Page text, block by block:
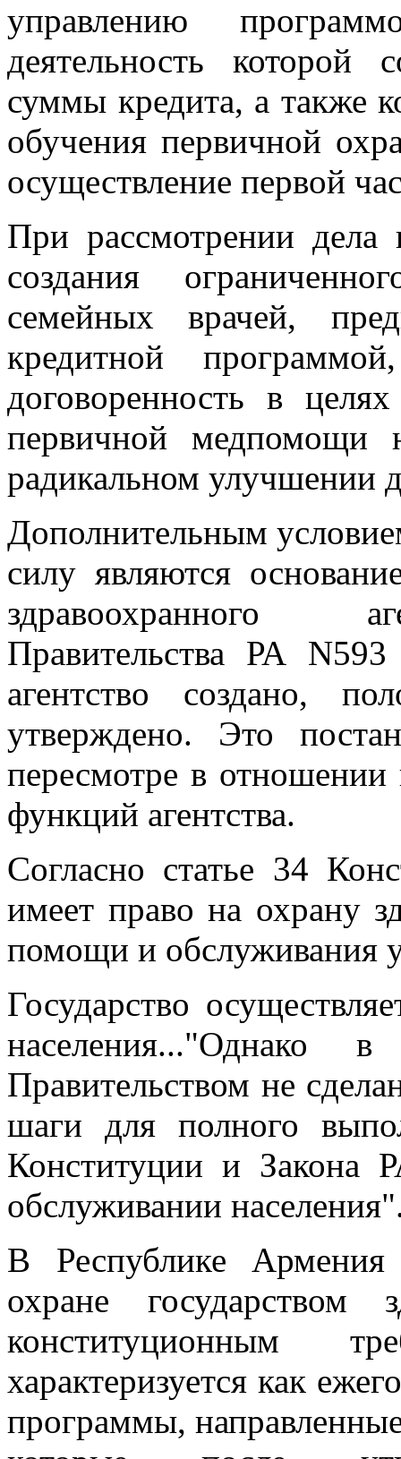
управлению
деятельность которой
суммы кредита, а также
обучения первичной
осуществление первой
При рассмотрении дела
создания
семейных врачей,
кредитной
договоренность в
первичной медпомощи
радикальном улучшении
Дополнительным
силу являются
здравоохранного
Правительства РА
агентство создано,
утверждено. Это
пересмотре в отношении
функций агентства.
Согласно статье 34
имеет право на охрану
помощи и обслуживания
Государство
населения..."Однако
Правительством не
шаги для полного
Конституции и
обслуживании
В Республике Армения
охране государством
конституционным
характеризуется как
программы,